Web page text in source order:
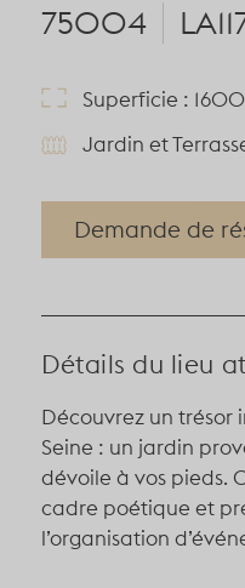
75004
Superficie :
Jardin et
Demande de
Détails du lieu
Découvrez un trésor
Seine : un jardin
dévoile à vos pieds.
cadre poétique et
l’organisation